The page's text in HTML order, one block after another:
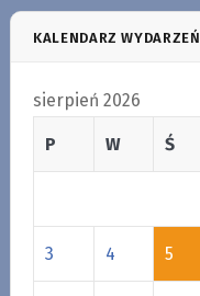
KALENDARZ WYDARZEŃ
sierpień 2026
P W Ś
3 4 5